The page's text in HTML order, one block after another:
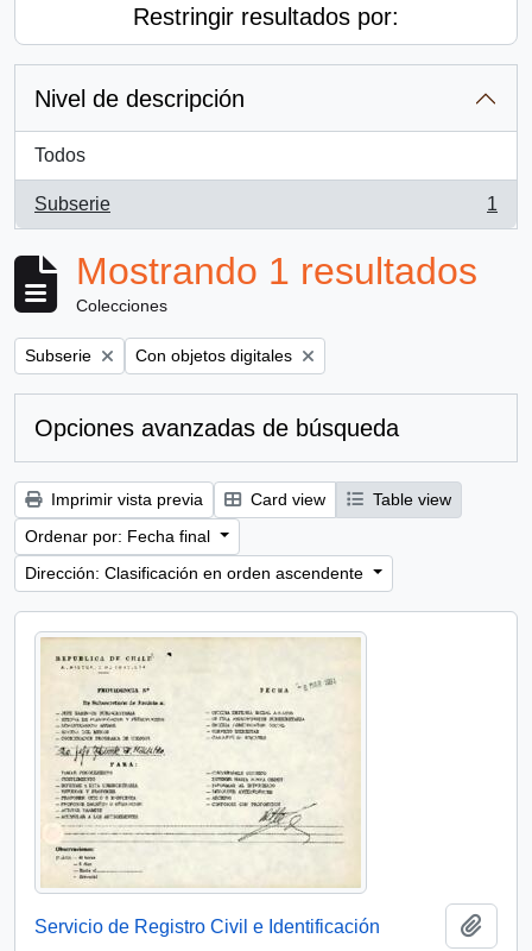
Restringir resultados por:
Nivel de descripción
Todos
Subserie
, 1 resultados
1
Mostrando 1 resultados
Colecciones
Remove filter:
Subserie Remove filter:
Con objetos digitales
Opciones avanzadas de búsqueda
Imprimir vista previa Card view
Table view
Ordenar por: Fecha final
Dirección: Clasificación en orden ascendente
Servicio de Registro Civil e Identificación